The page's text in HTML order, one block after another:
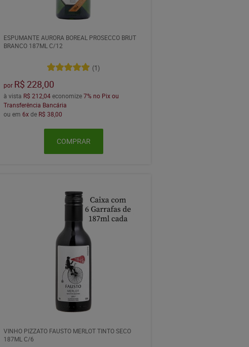
ESPUMANTE AURORA BOREAL PROSECCO BRUT
BRANCO 187ML C/12
(1)
por R$ 228,00
à vista R$ 212,04economize7% no Pix ou
Transferência Bancária
ou em6xde R$ 38,00
COMPRAR
VINHO PIZZATO FAUSTO MERLOT TINTO SECO
187ML C/6